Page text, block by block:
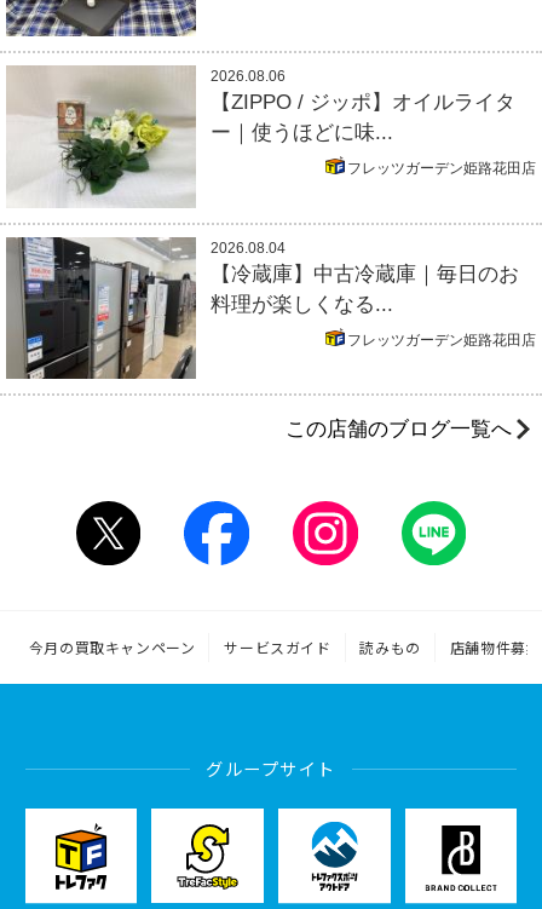
2026.08.06
【ZIPPO / ジッポ】オイルライタ
ー｜使うほどに味...
フレッツガーデン姫路花田店
2026.08.04
【冷蔵庫】中古冷蔵庫｜毎日のお
料理が楽しくなる...
フレッツガーデン姫路花田店
この店舗のブログ一覧へ
今月の買取キャンペーン サービスガイド 読みもの 店舗物件募集
グループサイト